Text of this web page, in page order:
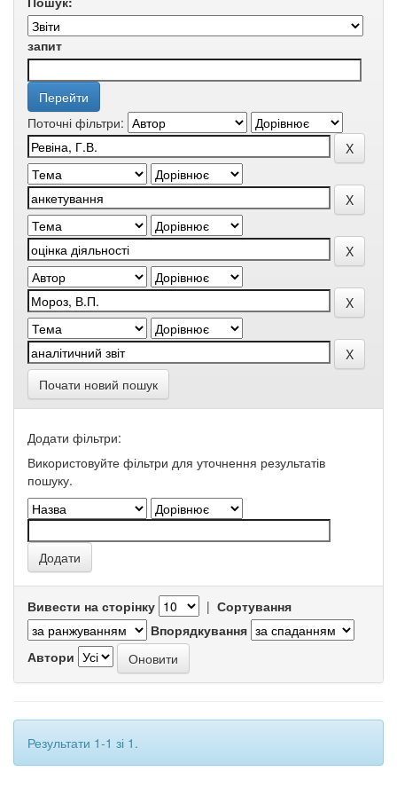
запит
Поточні фільтри:
Почати новий пошук
Додати фільтри:
Використовуйте фільтри для уточнення результатів
пошуку.
Вивести на сторінку | Сортування
Впорядкування
Автори
Результати 1-1 зі 1.